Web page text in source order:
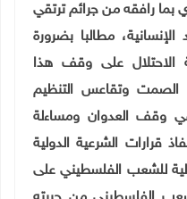
بما رافقه من جرائم ترتقي
مطالبا بضرورة
الاحتلال على وقف هذا
الصمت وتقاعس التنظيم
وقف العدوان ومساءلة
قرارات الشرعية الدولية
للشعب الفلسطيني على